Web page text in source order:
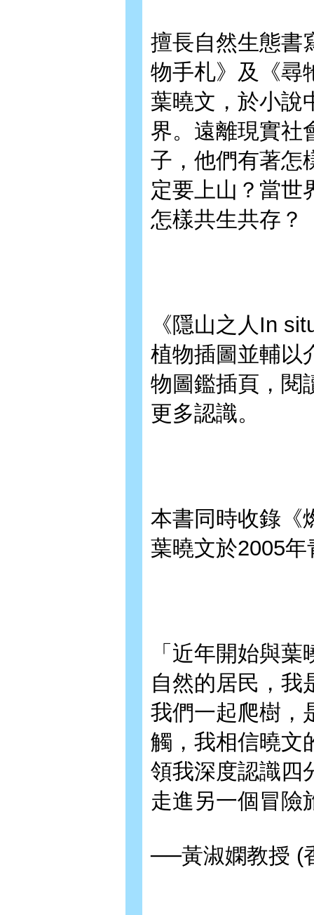
擅長自然生態
物手札》及《
葉曉文，於小說
界。遠離現實社
子，他們有著怎
定要上山？當世
怎樣共生共存？
《隱山之人In
植物插圖並輔以
物圖鑑插頁，閱
更多認識。
本書同時收錄《
葉曉文於2005
「近年開始與
自然的居民，我
我們一起爬樹，
觸，我相信曉文
領我深度認識四
走進另一個冒險
──黃淑嫻教授 (